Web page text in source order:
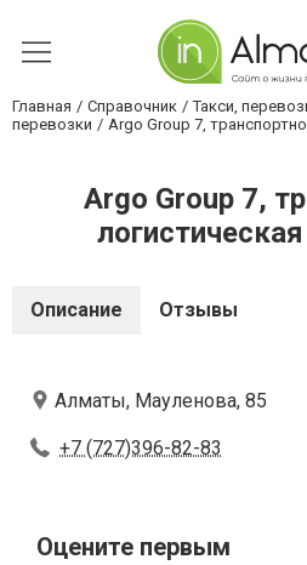
Главная Справочник Такси,
перевозки
Argo Group 7,
Argo Group 7,
Описание Отзывы
Алматы, Мауленова, 85
+7 (727)396-82-83
Оцените первым